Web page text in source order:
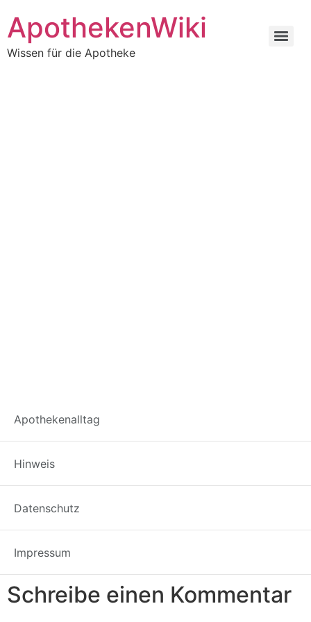
ApothekenWiki
Wissen für die Apotheke
Apothekenalltag
Hinweis
Datenschutz
Impressum
Kalibrierung
Biegeschwinger
Kalibrierung
Schreibe einen Kommentar